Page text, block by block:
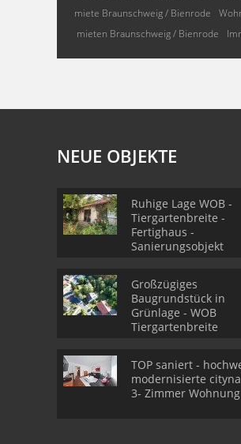
miete Braunschweig / Bienrode
mieten Braunschweig / Bienrode
NEUE OBJEKTE
Ruhige Lage WOB -
Tiergartenbreite -
Fertighaus -
Sanierungsobjekt
Großzügiges
Baugrundstück in
Grünlage - WOB
Tiergartenbreite
TOP saniert -
modernisierte
3- Zimmer Wohnung